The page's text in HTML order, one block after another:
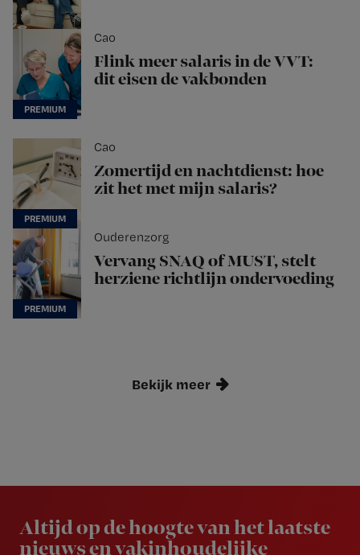
Cao
Flink meer salaris in de VVT:
dit eisen de vakbonden
Cao
Zomertijd en nachtdienst: hoe
zit het met mijn salaris?
Ouderenzorg
Vervang SNAQ of MUST, stelt
herziene richtlijn ondervoeding
Bekijk meer
Altijd op de hoogte van het laatste
nieuws en vakinhoudelijke